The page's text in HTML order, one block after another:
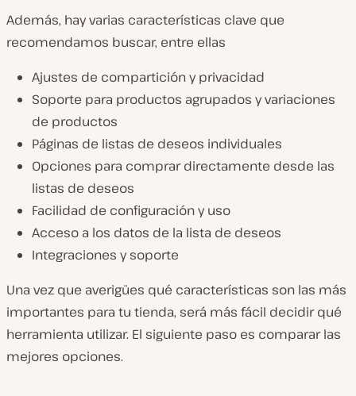
Además, hay varias características clave que
recomendamos buscar, entre ellas
Ajustes de compartición y privacidad
Soporte para productos agrupados y variaciones
de productos
Páginas de listas de deseos individuales
Opciones para comprar directamente desde las
listas de deseos
Facilidad de configuración y uso
Acceso a los datos de la lista de deseos
Integraciones y soporte
Una vez que averigües qué características son las más
importantes para tu tienda, será más fácil decidir qué
herramienta utilizar. El siguiente paso es comparar las
mejores opciones.